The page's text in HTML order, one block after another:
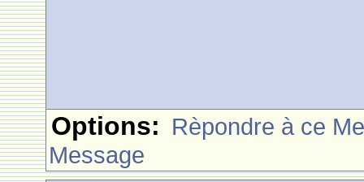
Options: Rèpondre à ce
Message